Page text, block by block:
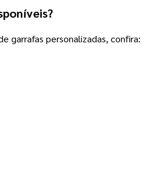
garrafas personalizadas, confira: